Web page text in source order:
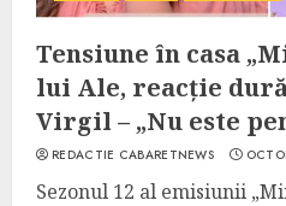
Tensiune în casa
lui Ale, reacție
Virgil – „Nu este
REDACTIE CABARETNEWS
Sezonul 12 al emisiunii